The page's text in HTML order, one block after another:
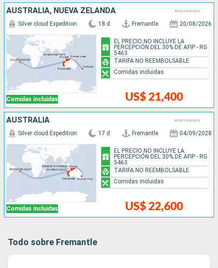
AUSTRALIA, NUEVA ZELANDA
Comidas incluidas
Silver cloud Expedition 18 d Fremantle 20/08/2026
US$ 21,400
EL PRECIO NO INCLUYE LA
PERCEPCIÓN DEL 30% DE AFIP - RG
5463
TARIFA NO REEMBOLSABLE
Comidas incluidas
AUSTRALIA
Comidas incluidas
Silver cloud Expedition 17 d Fremantle 04/09/2028
US$ 22,600
EL PRECIO NO INCLUYE LA
PERCEPCIÓN DEL 30% DE AFIP - RG
5463
TARIFA NO REEMBOLSABLE
Comidas incluidas
Todo sobre Fremantle